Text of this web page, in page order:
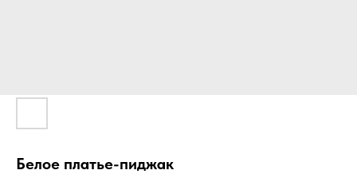
Белое платье-пиджак